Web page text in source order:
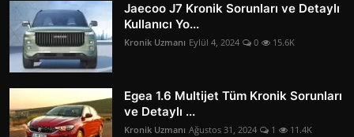
Jaecoo J7 Kronik Sorunları ve Detaylı
Kullanıcı Yo...
Kronik Uzmanı Eylül 4, 2024 0 15.6K
Egea 1.6 Multijet Tüm Kronik Sorunları
ve Detaylı ...
Kronik Uzmanı Ağustos 31, 2024 1 11.4K